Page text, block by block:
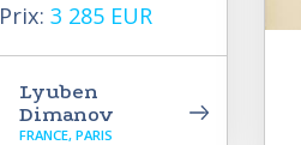
Prix: 3 285 EUR
Lyuben
Dimanov
FRANCE, PARIS